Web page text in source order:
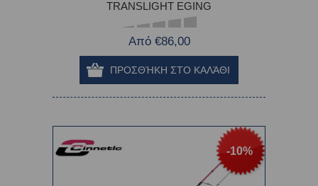
TRANSLIGHT EGING
Από €86,00
-10%